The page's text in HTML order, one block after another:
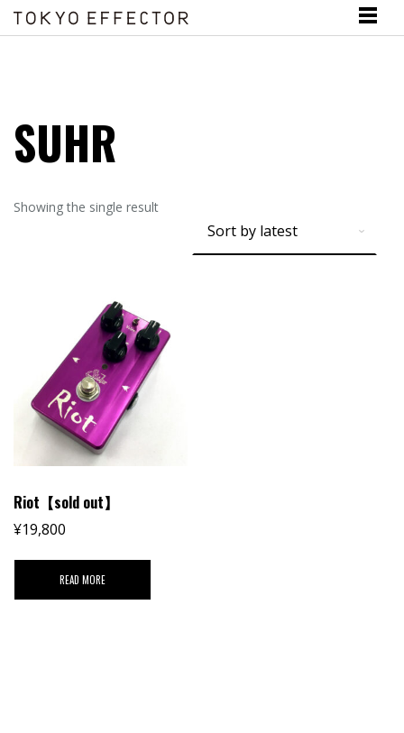
SUHR
Showing the single result
Riot【sold out】
¥19,800
READ MORE